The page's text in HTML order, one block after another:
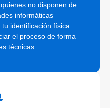
no disponen de
informáticas
identificación física
el proceso de forma
técnicas.